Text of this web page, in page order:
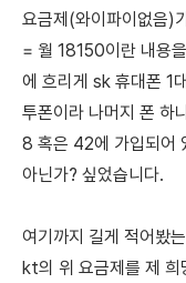
요금제(와이파이없음
= 월 18150이란 내용
에 흐리게 sk 휴대폰 1
투폰이라 나머지 폰 하
8 혹은 42에 가입되어
아닌가? 싶었습니다.
여기까지 길게 적어봤
kt의 위 요금제를 제 희